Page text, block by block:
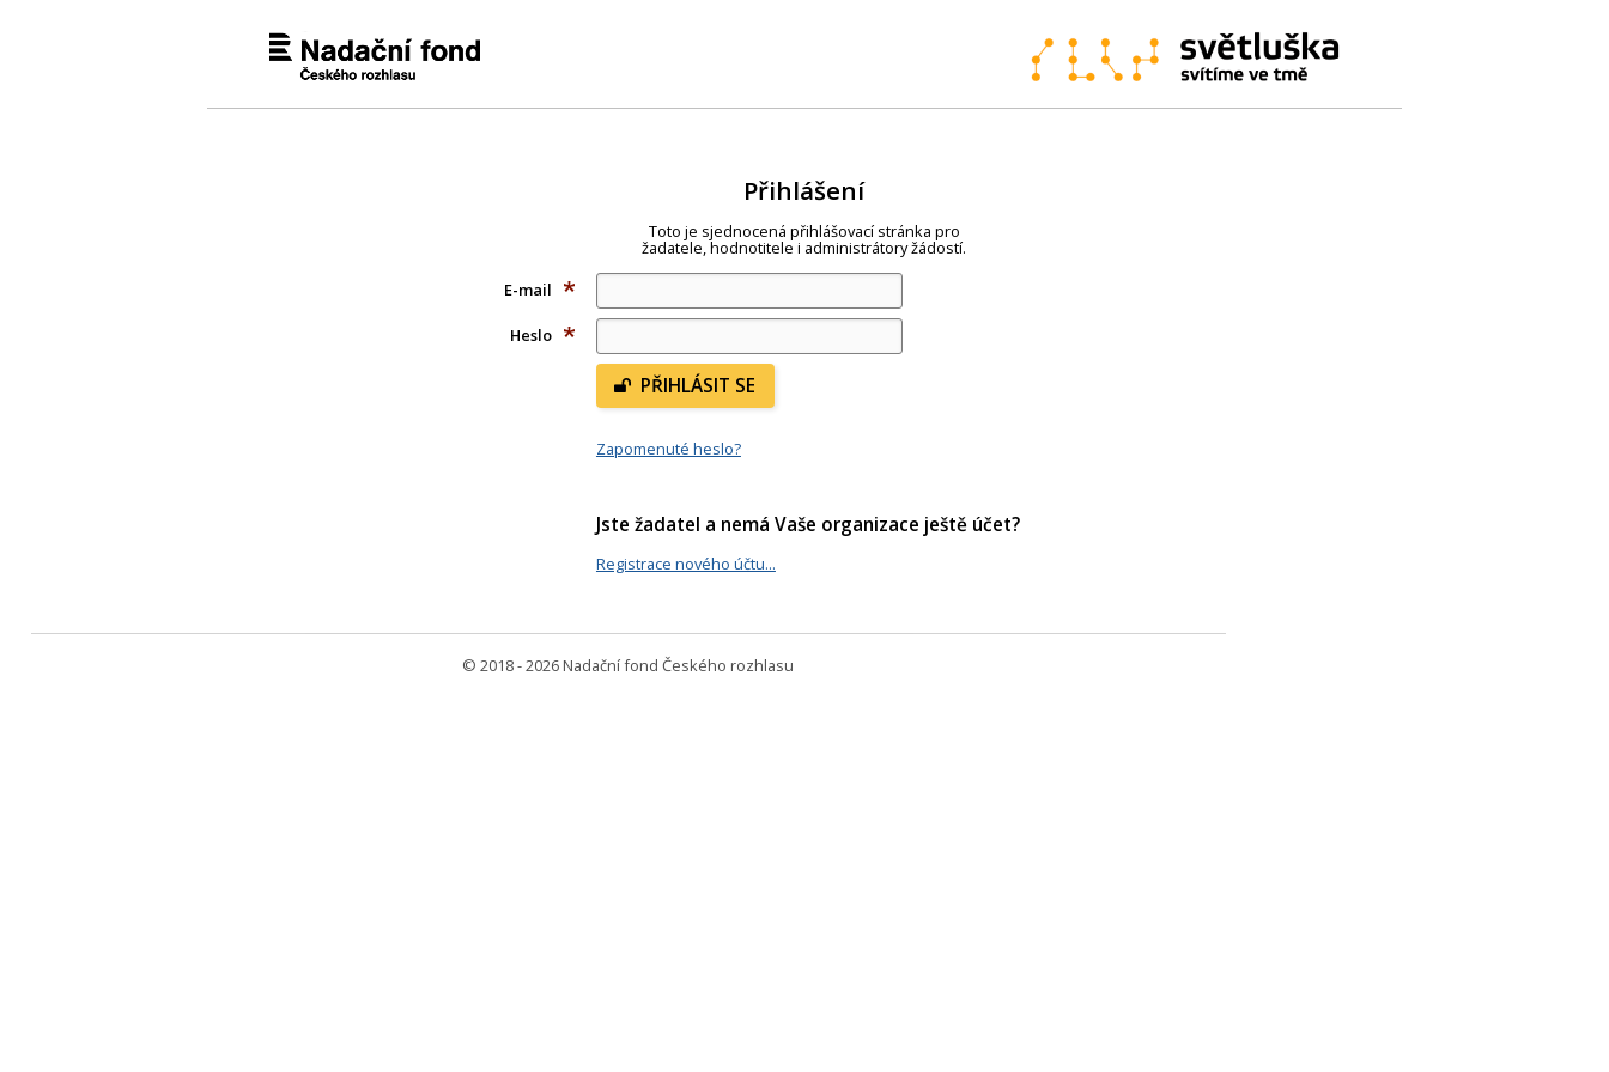
Přihlášení
Toto je sjednocená přihlášovací stránka pro
žadatele, hodnotitele i administrátory žádostí.
E-mail
(povinné
pole)
Heslo
(povinné
PŘIHLÁSIT SE
Zapomenuté heslo?
Jste žadatel a nemá Vaše organizace ještě účet?
Registrace nového účtu...
© 2018 - 2026 Nadační fond Českého rozhlasu